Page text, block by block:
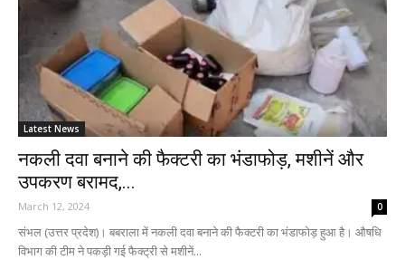
Latest News
नकली दवा बनाने की फैक्टरी का भंडाफोड़, मशीनें और
उपकरण बरामद,...
March 12, 2024 0
संभल (उत्तर प्रदेश)। बबराला में नकली दवा बनाने की फैक्टरी का भंडाफोड़ हुआ है। औषधि
विभाग की टीम ने पकड़ी गई फैक्ट्री से मशीनें...